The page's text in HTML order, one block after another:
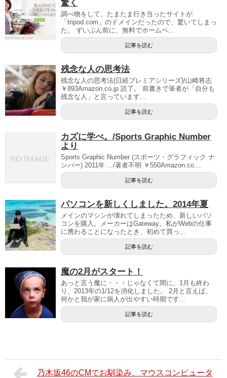
驚く
調べ物をして、たまたま行き当ったサイトが
「tripod.com」のドメインだったので、驚いてしまっ
た。 ずいぶん前に、無料でホームペ...
記事を読む
残念な人の思考法
残念な人の思考法(日経プレミアシリーズ)/山崎将志
￥893Amazon.co.jp 読了。 前書きで筆者が「自分も
残念な人」と言っています...
記事を読む
カズに学べ。/Sports Graphic Number
より
Sports Graphic Number (スポーツ・グラフィック ナ
ンバー) 2011年 .../著者不明 ￥550Amazon.co....
記事を読む
パソコンを新しくしました。2014年夏
メインのマシンが壊れてしまったため、新しいパソ
コンを購入。メーカーはGateway。私がWebの仕事
に携わることになったとき、初めて買っ...
記事を読む
魔の2月がスタート！
あっと言う魔に・・・じゃなくて間に、1月も終わ
り、2013年の1/12を消化しました。 2月と言えば、
何かと我が家に病人が出やすい時期です...
記事を読む
乃木坂46のCMでお馴染み、マウスコンピュータ